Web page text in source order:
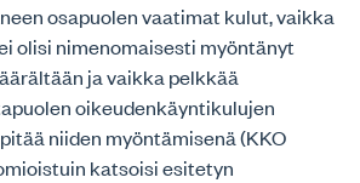
osapuolen vaatimat kulut, vaikka
olisi nimenomaisesti myöntänyt
ja vaikka pelkkää
oikeudenkäyntikulujen
niiden myöntämisenä (KKO
katsoisi esitetyn